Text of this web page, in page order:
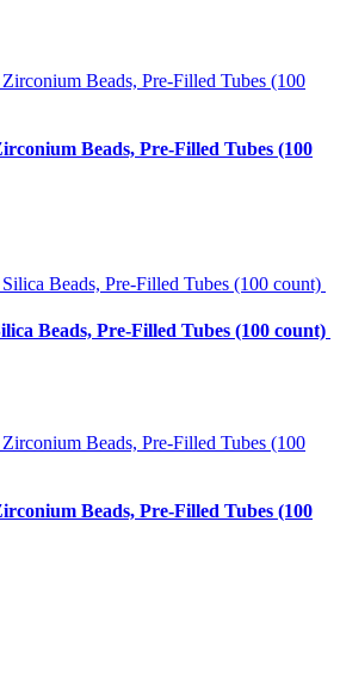
Beads, Pre-Filled Tubes (100
Beads, Pre-Filled Tubes (100 count)
Beads, Pre-Filled Tubes (100